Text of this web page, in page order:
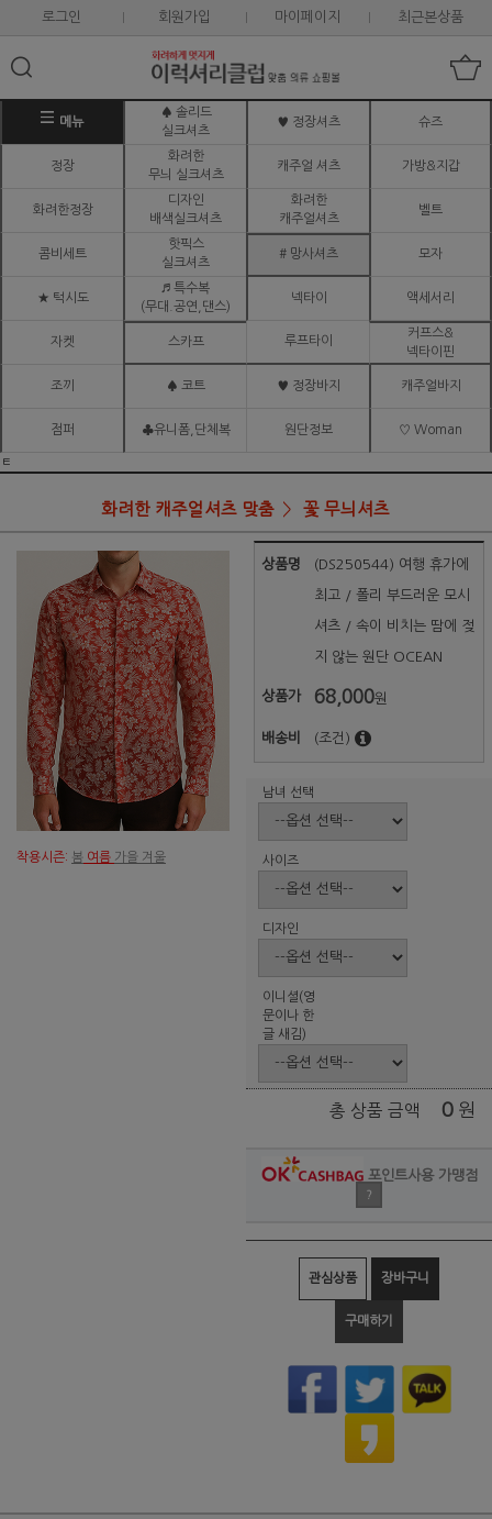
로그인 회원가입 마이페이지 최근본상품
메뉴
♠ 솔리드
실크셔츠
♥ 정장셔츠 슈즈
정장
화려한
무늬 실크셔츠
캐주얼 셔츠 가방&지갑
화려한정장
디자인
배색실크셔츠
화려한
캐주얼셔츠
벨트
콤비세트
핫픽스
실크셔츠
# 망사셔츠 모자
★ 턱시도
♬ 특수복
(무대.공연,댄스)
넥타이 액세서리
자켓 스카프 루프타이
커프스&
넥타이핀
조끼 ♠ 코트 ♥ 정장바지 캐주얼바지
점퍼 ♣유니폼,단체복 원단정보 ♡ Woman
ㅌ
화려한 캐주얼셔츠 맞춤 꽃 무늬셔츠
착용시즌: 봄 여름 가을 겨울
상품명 (DS250544) 여행 휴가에
최고 / 폴리 부드러운 모시
셔츠 / 속이 비치는 땀에 젖
지 않는 원단 OCEAN
상품가 68,000원
배송비 (조건)
남녀 선택
사이즈
디자인
이니셜(영
문이나 한
글 새김)
총 상품 금액 0 원
포인트사용 가맹점
?
관심상품 장바구니
구매하기